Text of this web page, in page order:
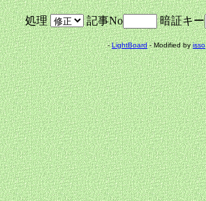
処理 記事No 暗証キー
-LightBoard- Modified byisso